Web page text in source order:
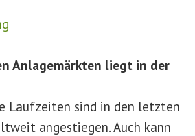
Anlagemärkten liegt in der
Laufzeiten sind in den letzten
angestiegen. Auch kann